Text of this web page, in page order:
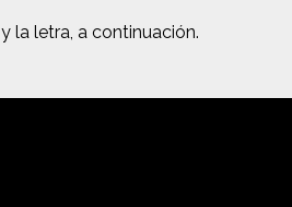
y la letra, a continuación.